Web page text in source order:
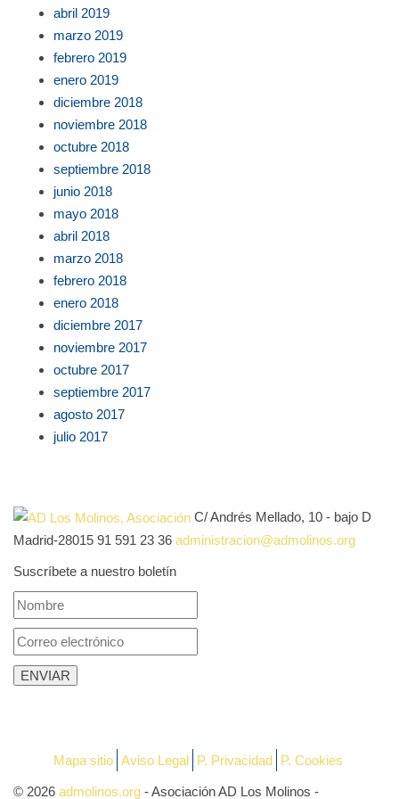
abril 2019
marzo 2019
febrero 2019
enero 2019
diciembre 2018
noviembre 2018
octubre 2018
septiembre 2018
junio 2018
mayo 2018
abril 2018
marzo 2018
febrero 2018
enero 2018
diciembre 2017
noviembre 2017
octubre 2017
septiembre 2017
agosto 2017
julio 2017
C/ Andrés Mellado, 10 - bajo D
Madrid-28015 91 591 23 36 administracion@admolinos.org
Suscríbete a nuestro boletín
Mapa sitio Aviso Legal P. Privacidad P. Cookies
© 2026 admolinos.org - Asociación AD Los Molinos -